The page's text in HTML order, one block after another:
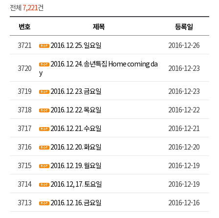
전체 7,221건
번호
제목
등록일
3721
2016. 12. 25. 일요일 2016-12-26
3720
2016. 12. 24. 송년특집 Home coming da
y
2016-12-23
3719 2016. 12. 23. 금요일
2016-12-23
3718
2016. 12. 22. 목요일
2016-12-22
3717
2016. 12. 21. 수요일
2016-12-21
3716
2016. 12. 20. 화요일
2016-12-20
3715
2016. 12. 19. 월요일
2016-12-19
3714
2016. 12, 17. 토요일
2016-12-19
3713
2016. 12. 16. 금요일
2016-12-16